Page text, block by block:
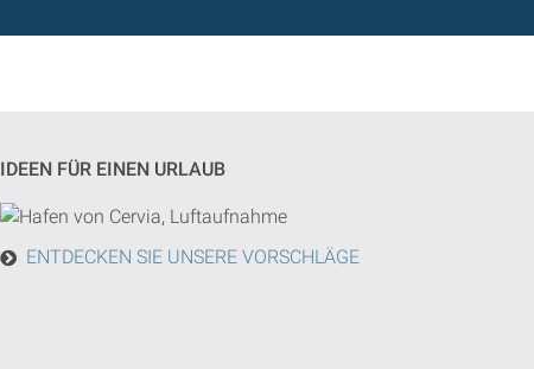
IDEEN FÜR EINEN URLAUB
ENTDECKEN SIE UNSERE VORSCHLÄGE